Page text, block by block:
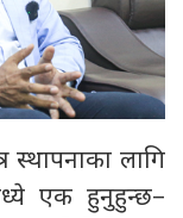
स्थापनाका लागि
एक हुनुहुन्छ–